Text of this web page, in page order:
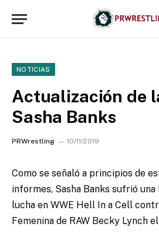
NOTICIAS
Actualización de
Sasha Banks
PRWrestling 10/11/2019
Como se señaló a principios de
informes, Sasha Banks sufrió
lucha en WWE Hell In a Cell
Femenina de RAW Becky Lynch